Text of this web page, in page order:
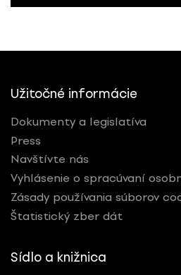
Užitočné informácie
Dokumenty a legislatíva
Press
Navštívte nás
Vyhlásenie o spracúvaní
Zásady používania súborov
Štatistický zber dát
Sídlo a knižnica